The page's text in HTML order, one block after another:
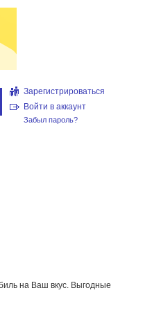
Зарегистрироваться
Войти в аккаунт
Забыл пароль?
на Ваш вкус. Выгодные